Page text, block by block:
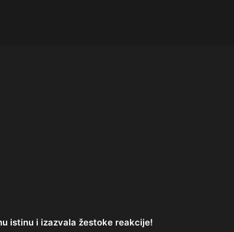
istinu i izazvala žestoke reakcije!